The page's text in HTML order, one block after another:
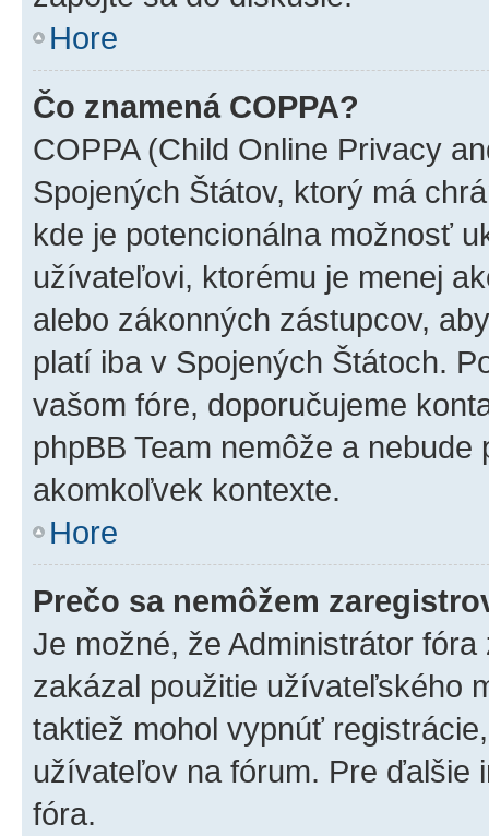
Hore
Čo znamená COPPA?
COPPA (Child Online Privacy
Spojených Štátov, ktorý má
kde je potencionálna možnosť
užívateľovi, ktorému je menej
alebo zákonných zástupcov,
platí iba v Spojených Štátoch.
vašom fóre, doporučujeme
phpBB Team nemôže a
akomkoľvek kontexte.
Hore
Prečo sa nemôžem
Je možné, že Administrátor
zakázal použitie užívateľského
taktiež mohol vypnúť
užívateľov na fórum. Pre ďalšie
fóra.